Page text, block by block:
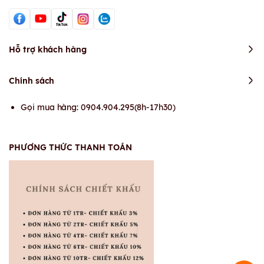
Hỗ trợ khách hàng
Chính sách
Gọi mua hàng: 0904.904.295(8h-17h30)
PHƯƠNG THỨC THANH TOÁN